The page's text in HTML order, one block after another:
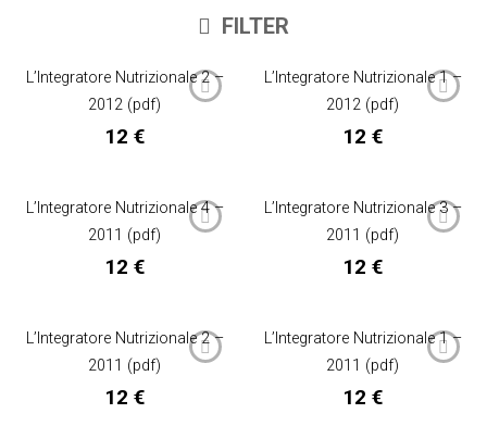
FILTER
L’Integratore Nutrizionale 2 –
2012 (pdf)
12 €
L’Integratore Nutrizionale 1 –
2012 (pdf)
12 €
L’Integratore Nutrizionale 4 –
2011 (pdf)
12 €
L’Integratore Nutrizionale 3 –
2011 (pdf)
12 €
L’Integratore Nutrizionale 2 –
2011 (pdf)
12 €
L’Integratore Nutrizionale 1 –
2011 (pdf)
12 €